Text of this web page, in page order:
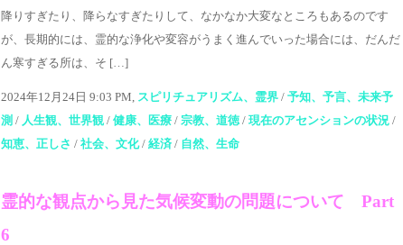
降りすぎたり、降らなすぎたりして、なかなか大変なところもあるのです
が、長期的には、霊的な浄化や変容がうまく進んでいった場合には、だんだ
ん寒すぎる所は、そ […]
2024年12月24日 9:03 PM, スピリチュアリズム、霊界 / 予知、予言、未来予
測 / 人生観、世界観 / 健康、医療 / 宗教、道徳 / 現在のアセンションの状況 /
知恵、正しさ / 社会、文化/ 経済 / 自然、生命
霊的な観点から見た気候変動の問題について Part
6